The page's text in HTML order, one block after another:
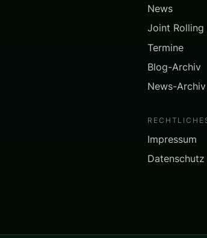
News
Joint Rolling
Termine
Blog-Archiv
News-Archiv
Impressum
Datenschutz